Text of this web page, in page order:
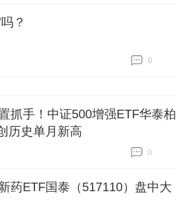
？
0
抓手！中证500增强ETF华泰柏
历史单月新高
0
药ETF国泰（517110）盘中大